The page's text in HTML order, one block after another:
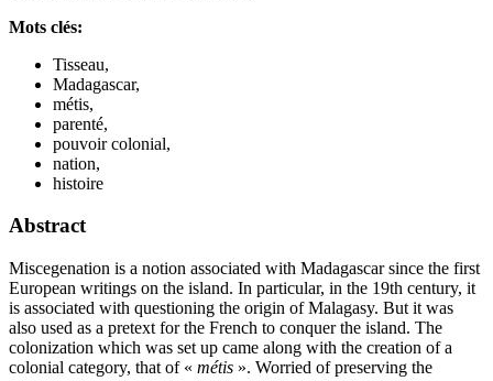
Mots clés:
Tisseau,
Madagascar,
métis,
parenté,
pouvoir colonial,
nation,
histoire
Abstract
Miscegenation is a notion associated with Madagascar since the first
European writings on the island. In particular, in the 19th century, it
is associated with questioning the origin of Malagasy. But it was
also used as a pretext for the French to conquer the island. The
colonization which was set up came along with the creation of a
colonial category, that of « métis ». Worried of preserving the